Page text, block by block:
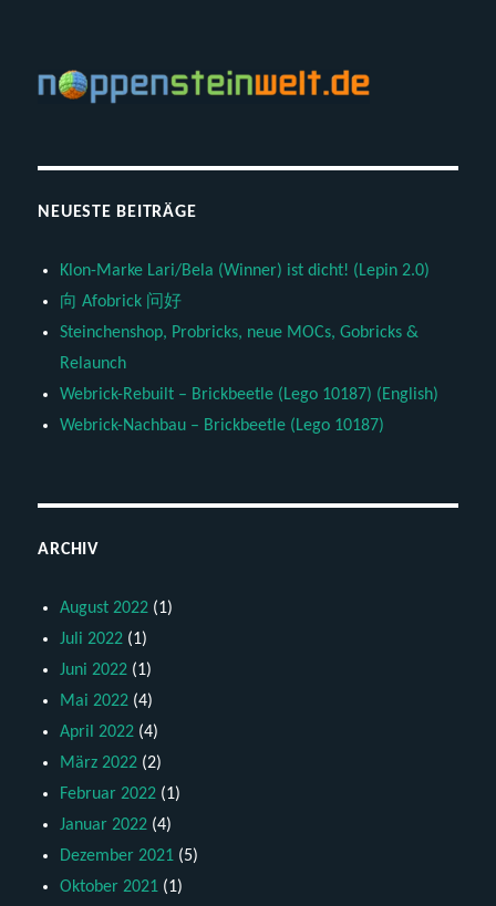
NEUESTE BEITRÄGE
Klon-Marke Lari/Bela (Winner) ist dicht! (Lepin 2.0)
向 Afobrick 问好
Steinchenshop, Probricks, neue MOCs, Gobricks &
Relaunch
Webrick-Rebuilt – Brickbeetle (Lego 10187) (English)
Webrick-Nachbau – Brickbeetle (Lego 10187)
ARCHIV
August 2022 (1)
Juli 2022 (1)
Juni 2022 (1)
Mai 2022 (4)
April 2022 (4)
März 2022 (2)
Februar 2022 (1)
Januar 2022 (4)
Dezember 2021 (5)
Oktober 2021 (1)